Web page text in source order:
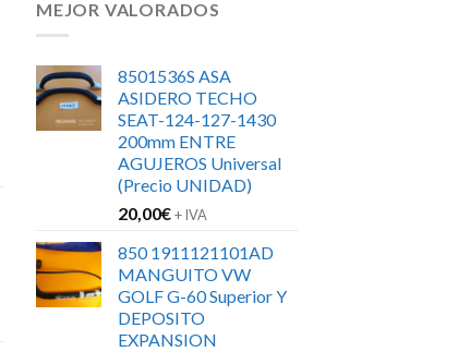
MEJOR VALORADOS
8501536S ASA
ASIDERO TECHO
SEAT-124-127-1430
200mm ENTRE
AGUJEROS Universal
(Precio UNIDAD)
20,00€+ IVA
850 1911121101AD
MANGUITO VW
GOLF G-60 Superior Y
DEPOSITO
EXPANSION